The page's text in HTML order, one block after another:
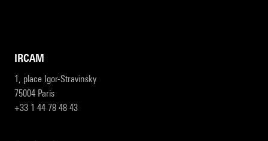
IRCAM
1, place Igor-Stravinsky
75004 Paris
+33 1 44 78 48 43